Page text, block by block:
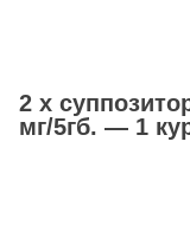
2 x
мг/5гб. — 1